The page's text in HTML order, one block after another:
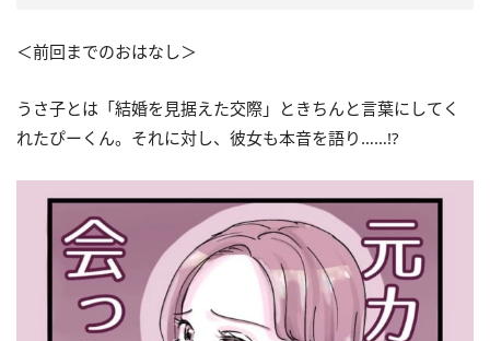
＜前回までのおはなし＞
うさ子とは「結婚を見据えた交際」ときちんと言葉にしてく
れたぴーくん。それに対し、彼女も本音を語り……!?